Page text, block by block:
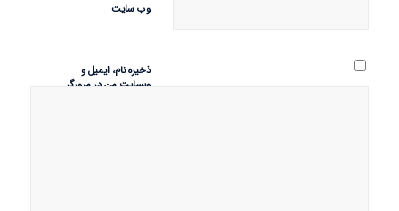
وب‌ سایت
ذخیره نام، ایمیل و
وبسایت من در مرورگر